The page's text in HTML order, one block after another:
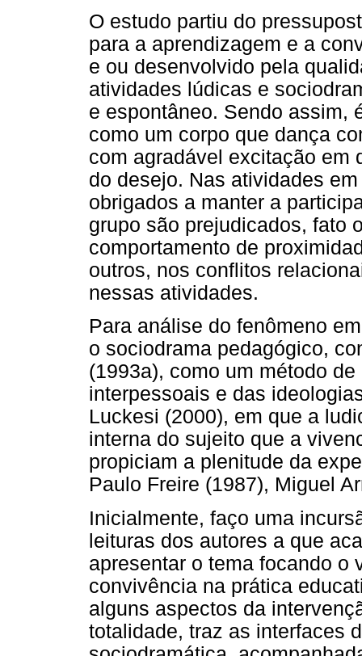
O estudo partiu do
para a aprendizagem e a
e ou desenvolvido pela
atividades lúdicas e
e espontâneo. Sendo assim,
como um corpo que dança
com agradável excitação em
do desejo. Nas atividades
obrigados a manter a
grupo são prejudicados, fato
comportamento de
outros, nos conflitos
nessas atividades.
Para análise do fenômeno
o sociodrama pedagógico,
(1993a), como um método
interpessoais e das
Luckesi (2000), em que a
interna do sujeito que a
propiciam a plenitude da
Paulo Freire (1987), Miguel
Inicialmente, faço uma
leituras dos autores a que
apresentar o tema focando o
convivência na prática
alguns aspectos da
totalidade, traz as interfaces